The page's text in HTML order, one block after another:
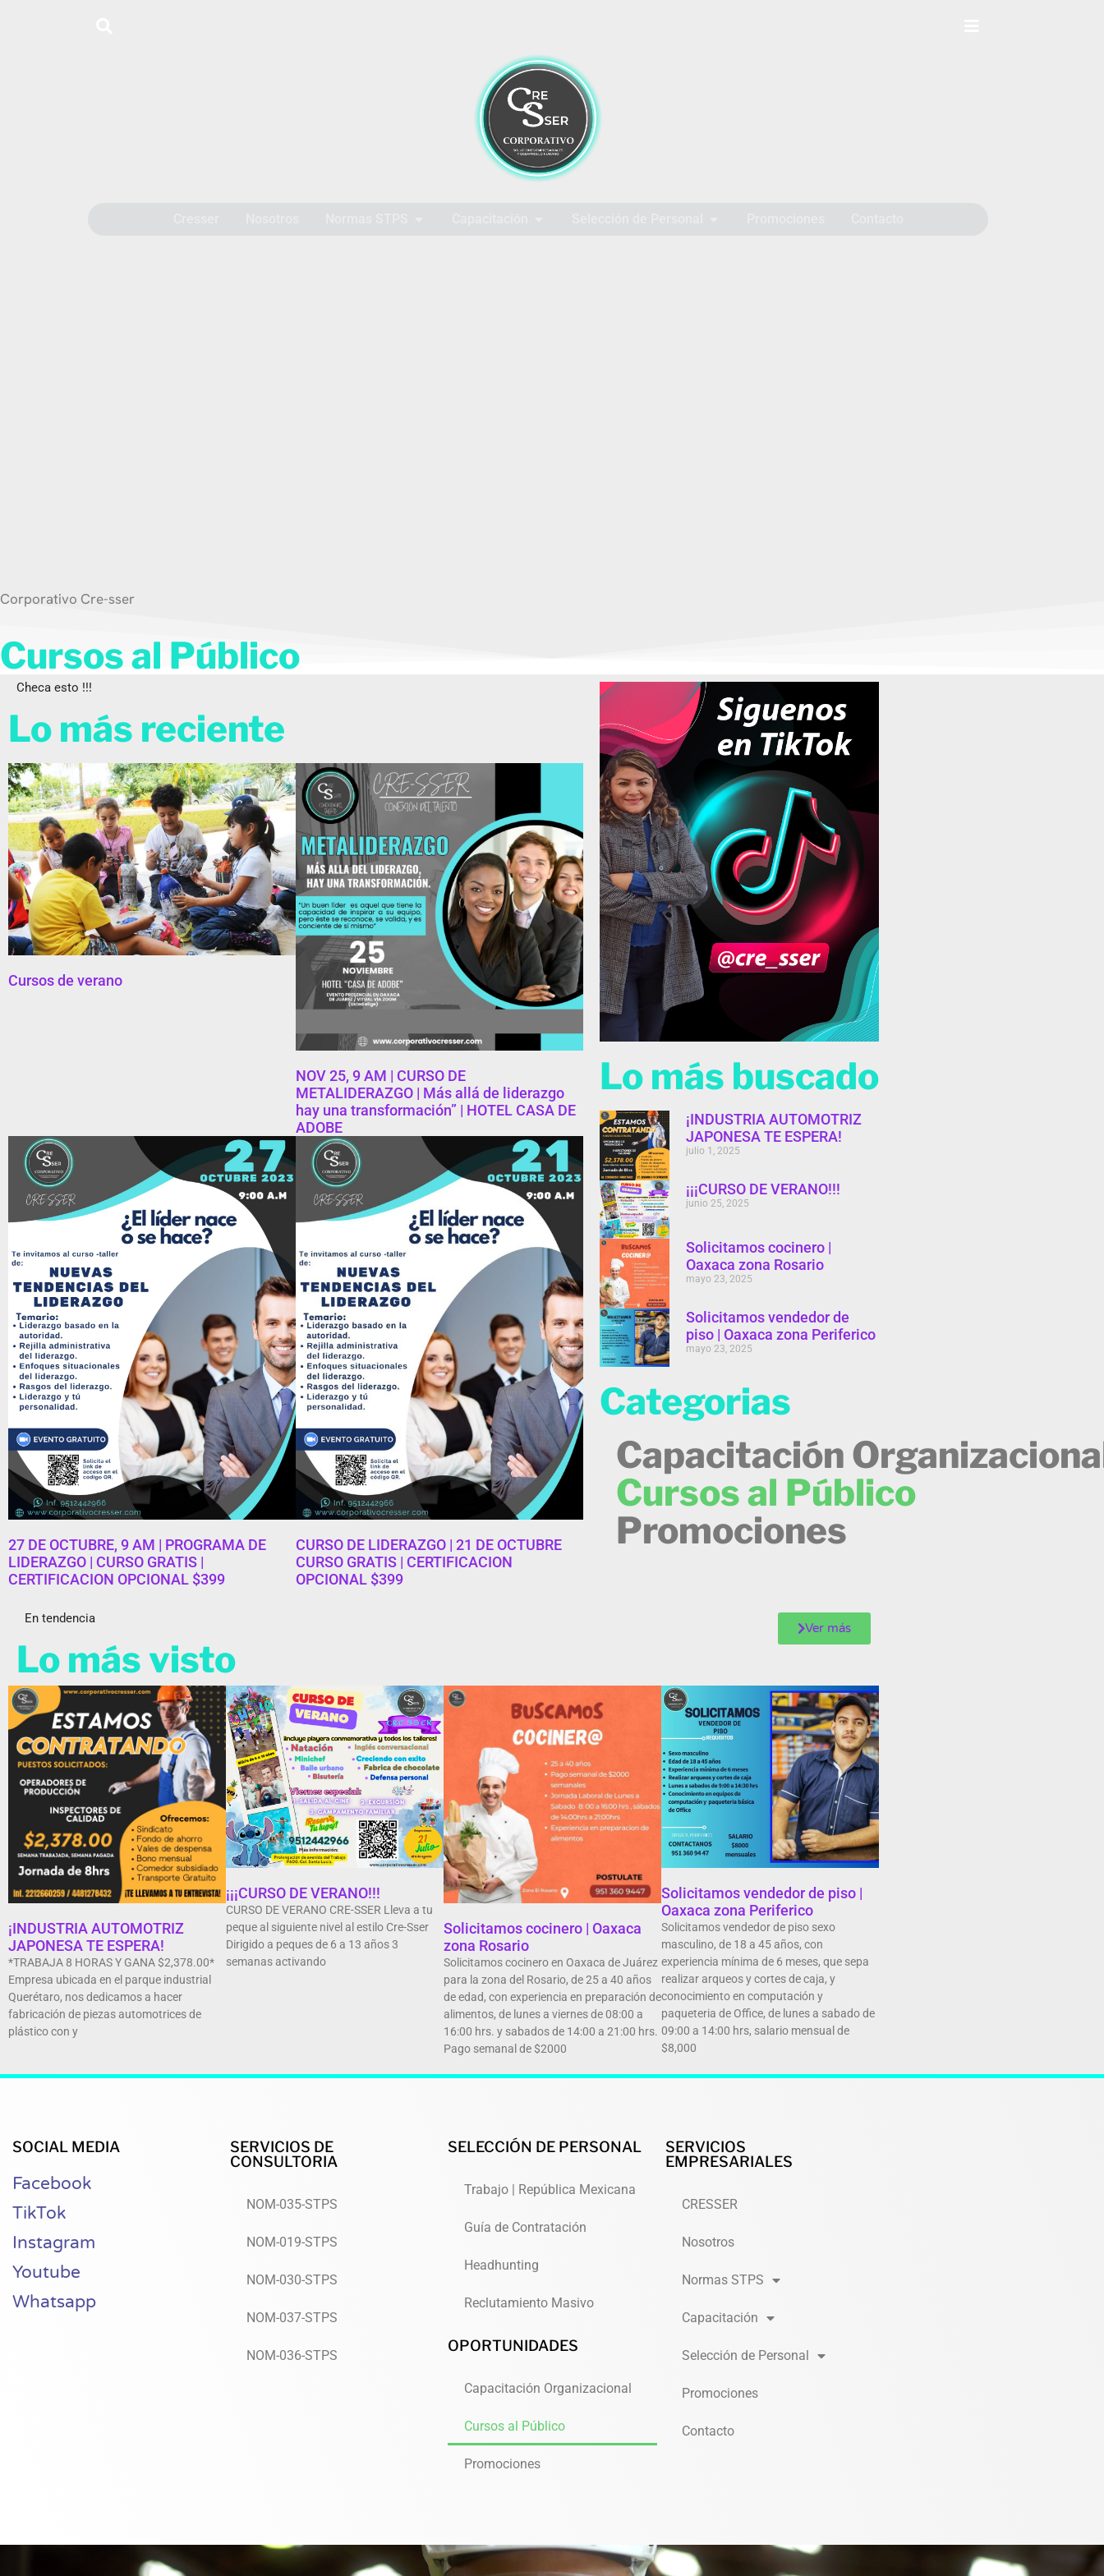
Corporativo Cre-sser
Cursos al Público
Checa esto !!!
Lo más reciente
Cursos de verano
NOV 25, 9 AM | CURSO DE
METALIDERAZGO | Más allá de liderazgo
hay una transformación” | HOTEL CASA DE
ADOBE
27 DE OCTUBRE, 9 AM | PROGRAMA DE
LIDERAZGO | CURSO GRATIS |
CERTIFICACION OPCIONAL $399
CURSO DE LIDERAZGO | 21 DE OCTUBRE
CURSO GRATIS | CERTIFICACION
OPCIONAL $399
Lo más buscado
¡INDUSTRIA AUTOMOTRIZ
JAPONESA TE ESPERA!
julio 1, 2025
¡¡¡CURSO DE VERANO!!!
junio 25, 2025
Solicitamos cocinero |
Oaxaca zona Rosario
mayo 23, 2025
Solicitamos vendedor de
piso | Oaxaca zona Periferico
mayo 23, 2025
Categorias
Capacitación
Cursos al Público
Promociones
En tendencia
Lo más visto
Ver más
¡INDUSTRIA AUTOMOTRIZ
JAPONESA TE ESPERA!
*TRABAJA 8 HORAS Y GANA $2,378.00*
Empresa ubicada en el parque industrial
Querétaro, nos dedicamos a hacer
fabricación de piezas automotrices de
plástico con y
¡¡¡CURSO DE VERANO!!!
CURSO DE VERANO CRE-SSER Lleva a tu
peque al siguiente nivel al estilo Cre-Sser
Dirigido a peques de 6 a 13 años 3
semanas activando
Solicitamos cocinero | Oaxaca
zona Rosario
Solicitamos cocinero en Oaxaca de Juárez
para la zona del Rosario, de 25 a 40 años
de edad, con experiencia en preparación de
alimentos, de lunes a viernes de 08:00 a
16:00 hrs. y sabados de 14:00 a 21:00 hrs.
Pago semanal de $2000
Solicitamos vendedor de piso |
Oaxaca zona Periferico
Solicitamos vendedor de piso sexo
masculino, de 18 a 45 años, con
experiencia mínima de 6 meses, que sepa
realizar arqueos y cortes de caja, y
conocimiento en computación y
paqueteria de Office, de lunes a sabado de
09:00 a 14:00 hrs, salario mensual de
$8,000
SOCIAL MEDIA
Facebook
TikTok
Instagram
Youtube
Whatsapp
SERVICIOS DE
CONSULTORIA
NOM-035-STPS
NOM-019-STPS
NOM-030-STPS
NOM-037-STPS
NOM-036-STPS
SELECCIÓN DE PERSONAL
Trabajo | República Mexicana
Guía de Contratación
Headhunting
Reclutamiento Masivo
OPORTUNIDADES
Capacitación Organizacional
Cursos al Público
Promociones
SERVICIOS
EMPRESARIALES
CRESSER
Nosotros
Normas STPS
Capacitación
Selección de Personal
Promociones
Contacto